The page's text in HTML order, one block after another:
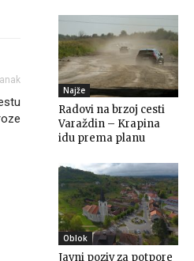
Najže
Radovi na brzoj cesti
Varaždin – Krapina
idu prema planu
Oblok
Javni poziv za potpore